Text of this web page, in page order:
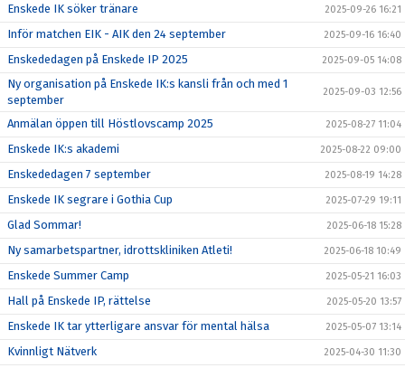
Enskede IK söker tränare 2025-09-26 16:21
Inför matchen EIK - AIK den 24 september 2025-09-16 16:40
Enskededagen på Enskede IP 2025 2025-09-05 14:08
Ny organisation på Enskede IK:s kansli från och med 1
september
2025-09-03 12:56
Anmälan öppen till Höstlovscamp 2025 2025-08-27 11:04
Enskede IK:s akademi 2025-08-22 09:00
Enskededagen 7 september 2025-08-19 14:28
Enskede IK segrare i Gothia Cup 2025-07-29 19:11
Glad Sommar! 2025-06-18 15:28
Ny samarbetspartner, idrottskliniken Atleti! 2025-06-18 10:49
Enskede Summer Camp 2025-05-21 16:03
Hall på Enskede IP, rättelse 2025-05-20 13:57
Enskede IK tar ytterligare ansvar för mental hälsa 2025-05-07 13:14
Kvinnligt Nätverk 2025-04-30 11:30